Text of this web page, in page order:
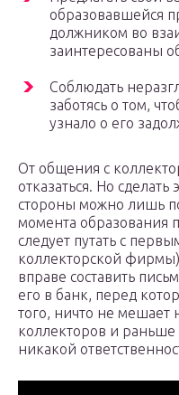
образовавшейся
должником во
заинтересованы
Соблюдать
заботясь о том,
узнало о его
От общения с
отказаться. Но
стороны можно лишь
момента образования
следует путать с
коллекторской
вправе составить
его в банк, перед
того, ничто не мешает
коллекторов и
никакой